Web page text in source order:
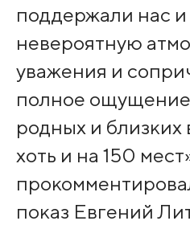
поддержали нас и
невероятную
уважения и
полное
родных и близких
хоть и на 150
показ Евгений